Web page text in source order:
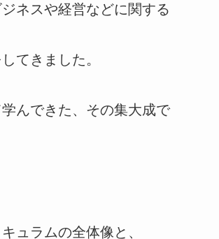
ネスや経営などに関する
てきました。
んできた、その集大成で
ュラムの全体像と、